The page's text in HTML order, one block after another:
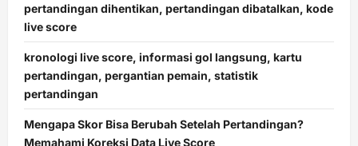
pertandingan dihentikan, pertandingan dibatalkan, kode
live score
kronologi live score, informasi gol langsung, kartu
pertandingan, pergantian pemain, statistik
pertandingan
Mengapa Skor Bisa Berubah Setelah Pertandingan?
Memahami Koreksi Data Live Score